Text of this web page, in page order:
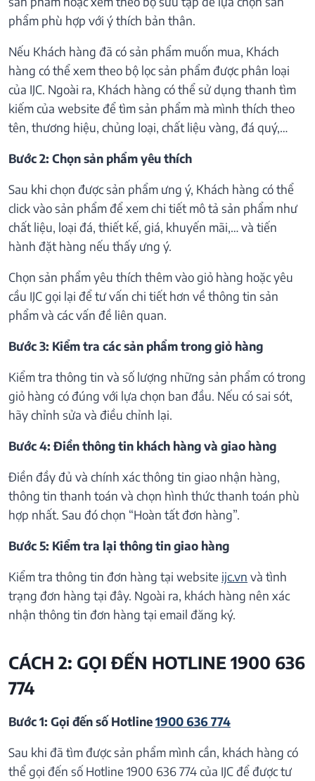
phẩm phù hợp với ý thích bản thân.
Nếu Khách hàng đã có sản phẩm muốn mua, Khách
hàng có thể xem theo bộ lọc sản phẩm được phân loại
của IJC. Ngoài ra, Khách hàng có thể sử dụng thanh tìm
kiếm của website để tìm sản phẩm mà mình thích theo
tên, thương hiệu, chủng loại, chất liệu vàng, đá quý,…
Bước 2: Chọn sản phẩm yêu thích
Sau khi chọn được sản phẩm ưng ý, Khách hàng có thể
click vào sản phẩm để xem chi tiết mô tả sản phẩm như
chất liệu, loại đá, thiết kế, giá, khuyến mãi,… và tiến
hành đặt hàng nếu thấy ưng ý.
Chọn sản phẩm yêu thích thêm vào giỏ hàng hoặc yêu
cầu IJC gọi lại để tư vấn chi tiết hơn về thông tin sản
phẩm và các vấn đề liên quan.
Bước 3: Kiểm tra các sản phẩm trong giỏ hàng
Kiểm tra thông tin và số lượng những sản phẩm có trong
giỏ hàng có đúng với lựa chọn ban đầu. Nếu có sai sót,
hãy chỉnh sửa và điều chỉnh lại.
Bước 4: Điền thông tin khách hàng và giao hàng
Điền đầy đủ và chính xác thông tin giao nhận hàng,
thông tin thanh toán và chọn hình thức thanh toán phù
hợp nhất. Sau đó chọn “Hoàn tất đơn hàng”.
Bước 5: Kiểm tra lại thông tin giao hàng
Kiểm tra thông tin đơn hàng tại website ijc.vn và tình
trạng đơn hàng tại đây. Ngoài ra, khách hàng nên xác
nhận thông tin đơn hàng tại email đăng ký.
CÁCH 2: GỌI ĐẾN HOTLINE 1900 636
774
Bước 1: Gọi đến số Hotline1900 636 774
Sau khi đã tìm được sản phẩm mình cần, khách hàng có
thể gọi đến số Hotline 1900 636 774 của IJC để được tư